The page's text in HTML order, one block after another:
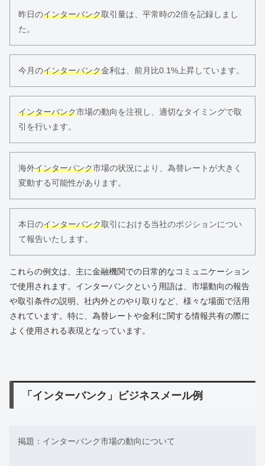
昨日のインターバンク取引量は、平常時の2倍を記録しまし
た。
今月のインターバンク金利は、前月比0.1%上昇しています。
インターバンク市場の動向を注視し、適切なタイミングで取
引を行います。
海外インターバンク市場の状況により、為替レートが大きく
変動する可能性があります。
本日のインターバンク取引における当社のポジションについ
て報告いたします。
これらの例文は、主に金融機関での日常的なコミュニケーション
で使用されます。インターバンクという用語は、市場動向の報告
や取引条件の説明、社内外とのやり取りなど、様々な場面で活用
されています。特に、為替レートや金利に関する情報共有の際に
よく使用される表現となっています。
「インターバンク」ビジネスメール例
掲題：インターバンク市場の動向について